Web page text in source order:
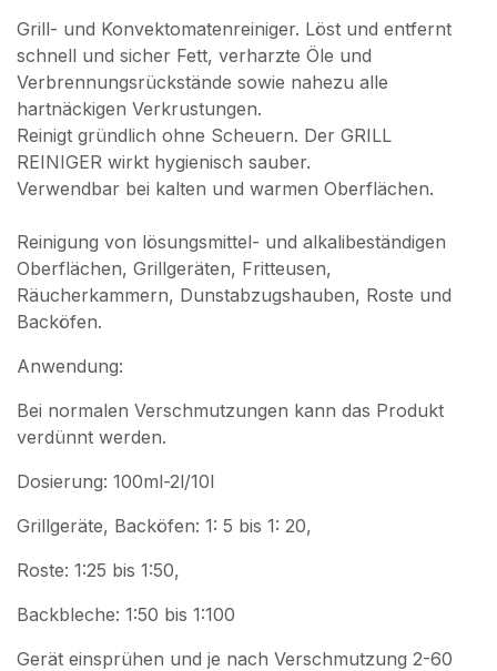
Grill- und Konvektomatenreiniger. Löst und entfernt
schnell und sicher Fett, verharzte Öle und
Verbrennungsrückstände sowie nahezu alle
hartnäckigen Verkrustungen.
Reinigt gründlich ohne Scheuern. Der GRILL
REINIGER wirkt hygienisch sauber.
Verwendbar bei kalten und warmen Oberflächen.
Reinigung von lösungsmittel- und alkalibeständigen
Oberflächen, Grillgeräten, Fritteusen,
Räucherkammern, Dunstabzugshauben, Roste und
Backöfen.
Anwendung:
Bei normalen Verschmutzungen kann das Produkt
verdünnt werden.
Dosierung: 100ml-2l/10l
Grillgeräte, Backöfen: 1: 5 bis 1: 20,
Roste: 1:25 bis 1:50,
Backbleche: 1:50 bis 1:100
Gerät einsprühen und je nach Verschmutzung 2-60